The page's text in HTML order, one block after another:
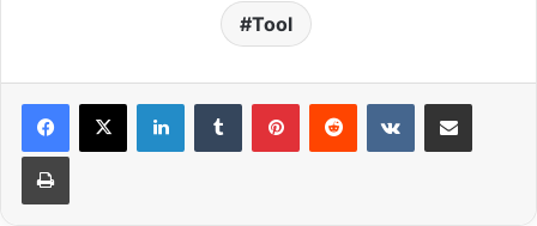
Tool